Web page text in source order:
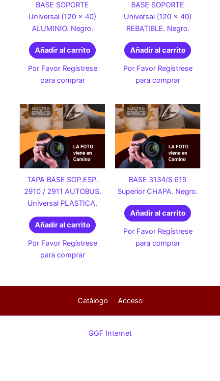
BASE SOPORTE
Universal (120 x 40)
ALUMINIO. Negro.
Añadir al carrito
Por Favor Regístrese
para comprar
BASE SOPORTE
Universal (120 x 40)
REBATIBLE. Negro.
Añadir al carrito
Por Favor Regístrese
para comprar
TAPA BASE SOP.ESP.
2910 / 2911 AUTOBUS.
Universal PLASTICA.
Añadir al carrito
Por Favor Regístrese
para comprar
BASE 3134/S 619
Superior CHAPA. Negro.
Añadir al carrito
Por Favor Regístrese
para comprar
Catálogo Acceso
GGF Internet